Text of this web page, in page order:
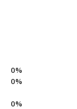
0%
0%
0%